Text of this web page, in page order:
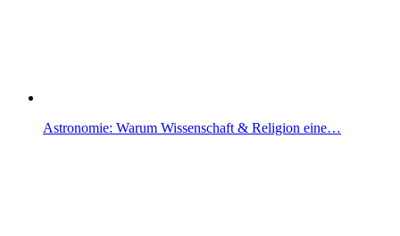
Astronomie: Warum Wissenschaft & Religion eine…